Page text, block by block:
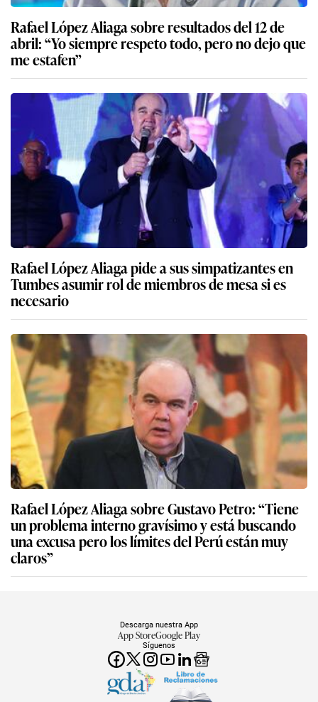
Rafael López Aliaga sobre resultados del 12 de
abril: “Yo siempre respeto todo, pero no dejo que
me estafen”
Rafael López Aliaga pide a sus simpatizantes en
Tumbes asumir rol de miembros de mesa si es
necesario
Rafael López Aliaga sobre Gustavo Petro: “Tiene
un problema interno gravísimo y está buscando
una excusa pero los límites del Perú están muy
claros”
Síguenos
Descarga nuestra App
App StoreGoogle Play